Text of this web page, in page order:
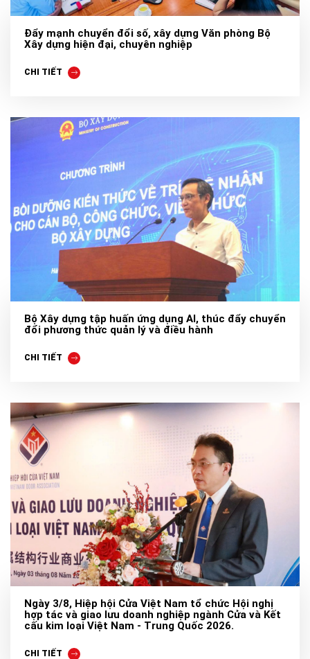
Đẩy mạnh chuyển đổi số, xây dựng Văn phòng Bộ
Xây dựng hiện đại, chuyên nghiệp
CHI TIẾT
Bộ Xây dựng tập huấn ứng dụng AI, thúc đẩy chuyển
đổi phương thức quản lý và điều hành
CHI TIẾT
Ngày 3/8, Hiệp hội Cửa Việt Nam tổ chức Hội nghị
hợp tác và giao lưu doanh nghiệp ngành Cửa và Kết
cấu kim loại Việt Nam - Trung Quốc 2026.
CHI TIẾT